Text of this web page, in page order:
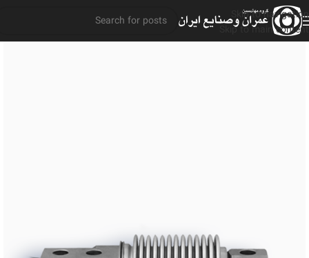
Skip to navigation
Skip to main content